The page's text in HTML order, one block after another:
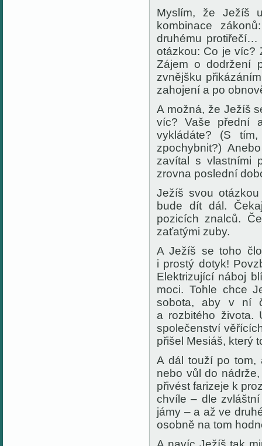
Myslím, že Ježíš
kombinace
druhému protiřečí…
otázkou: Co je víc?
Zájem o dodržení
zvnějšku
zahojení a po
A možná, že Ježíš
víc? Vaše přední
vykládáte? (S
zpochybnit?)
zavítal s vlastními
zrovna poslední
Ježíš svou
bude dít dál.
pozicích znalců.
zaťatými zuby.
A Ježíš se toho
i prostý dotyk!
Elektrizující náboj
moci. Tohle chce
sobota, aby v ní
a rozbitého života.
společenství
přišel Mesiáš, který
A dál touží po tom,
nebo vůl do
přivést farizeje k
chvíle – dle
jámy –a až ve
osobně na tom